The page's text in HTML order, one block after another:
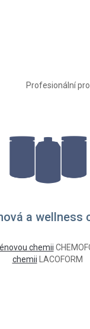
Profesionální
a wellness
chemii
chemii LACOFORM